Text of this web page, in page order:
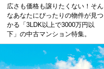
広さも価格も譲りたくない！そん
なあなたにぴったりの物件が見つ
かる「3LDK以上で3000万円以
下」の中古マンション特集。